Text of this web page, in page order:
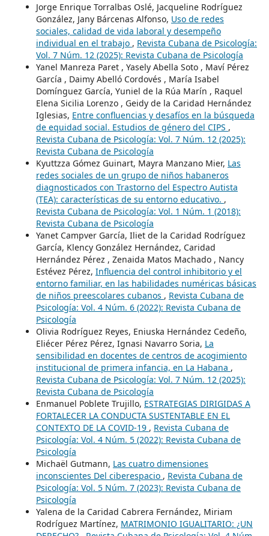
Jorge Enrique Torralbas Oslé, Jacqueline Rodríguez
González, Jany Bárcenas Alfonso, Uso de redes
sociales, calidad de vida laboral y desempeño
individual en el trabajo , Revista Cubana de Psicología:
Vol. 7 Núm. 12 (2025): Revista Cubana de Psicología
Yanel Manreza Paret , Yasely Abella Soto , Maví Pérez
García , Daimy Abelló Cordovés , María Isabel
Domínguez García, Yuniel de la Rúa Marín , Raquel
Elena Sicilia Lorenzo , Geidy de la Caridad Hernández
Iglesias, Entre confluencias y desafíos en la búsqueda
de equidad social. Estudios de género del CIPS ,
Revista Cubana de Psicología: Vol. 7 Núm. 12 (2025):
Revista Cubana de Psicología
Kyuttzza Gómez Guinart, Mayra Manzano Mier, Las
redes sociales de un grupo de niños habaneros
diagnosticados con Trastorno del Espectro Autista
(TEA): características de su entorno educativo. ,
Revista Cubana de Psicología: Vol. 1 Núm. 1 (2018):
Revista Cubana de Psicología
Yanet Campver García, Iliet de la Caridad Rodríguez
García, Klency González Hernández, Caridad
Hernández Pérez , Zenaida Matos Machado , Nancy
Estévez Pérez, Influencia del control inhibitorio y el
entorno familiar, en las habilidades numéricas básicas
de niños preescolares cubanos , Revista Cubana de
Psicología: Vol. 4 Núm. 6 (2022): Revista Cubana de
Psicología
Olivia Rodríguez Reyes, Eniuska Hernández Cedeño,
Eliécer Pérez Pérez, Ignasi Navarro Soria, La
sensibilidad en docentes de centros de acogimiento
institucional de primera infancia, en La Habana ,
Revista Cubana de Psicología: Vol. 7 Núm. 12 (2025):
Revista Cubana de Psicología
Enmanuel Poblete Trujillo, ESTRATEGIAS DIRIGIDAS A
FORTALECER LA CONDUCTA SUSTENTABLE EN EL
CONTEXTO DE LA COVID-19 , Revista Cubana de
Psicología: Vol. 4 Núm. 5 (2022): Revista Cubana de
Psicología
Michaël Gutmann, Las cuatro dimensiones
inconscientes Del ciberespacio , Revista Cubana de
Psicología: Vol. 5 Núm. 7 (2023): Revista Cubana de
Psicología
Yalena de la Caridad Cabrera Fernández, Miriam
Rodríguez Martínez, MATRIMONIO IGUALITARIO: ¿UN